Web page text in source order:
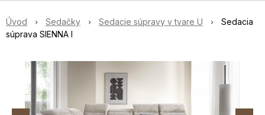
Úvod Sedačky Sedacie súpravy v tvare U
Sedacia
súprava SIENNA I